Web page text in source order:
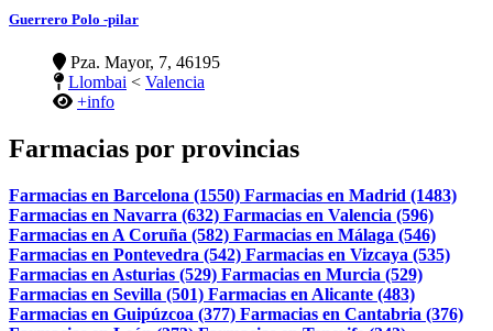
Guerrero Polo -pilar
Pza. Mayor, 7, 46195
Llombai < Valencia
+info
Farmacias por provincias
Farmacias en Barcelona (1550) Farmacias en Madrid (1483)
Farmacias en Navarra (632) Farmacias en Valencia (596)
Farmacias en A Coruña (582) Farmacias en Málaga (546)
Farmacias en Pontevedra (542) Farmacias en Vizcaya (535)
Farmacias en Asturias (529) Farmacias en Murcia (529)
Farmacias en Sevilla (501) Farmacias en Alicante (483)
Farmacias en Guipúzcoa (377) Farmacias en Cantabria (376)